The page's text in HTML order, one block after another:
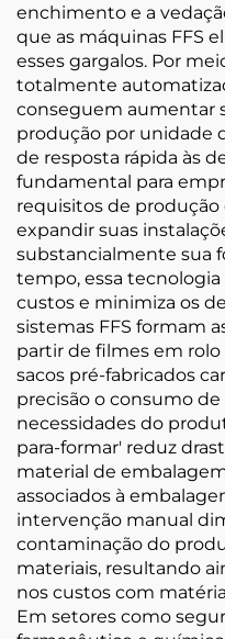
enchimento e a
que as máquinas FFS
esses gargalos. Por
totalmente
conseguem aumentar
produção por unidade
de resposta rápida às
fundamental para
requisitos de
expandir suas
substancialmente sua
tempo, essa
custos e minimiza os
sistemas FFS formam
partir de filmes em
sacos pré-fabricados
precisão o consumo
necessidades do
para-formar' reduz
material de
associados à
intervenção manual
contaminação do
materiais, resultando
nos custos com
Em setores como